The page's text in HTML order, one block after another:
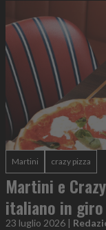
Martini crazy pizza
Martini e
italiano in
23 luglio 2026 |